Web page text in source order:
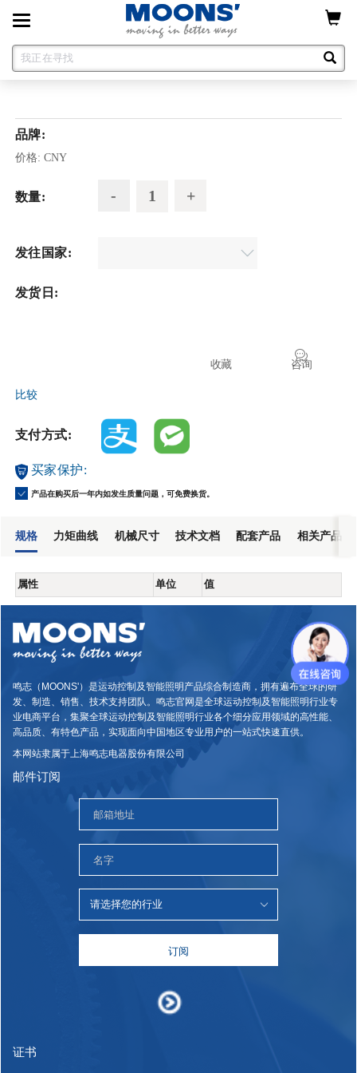
Toggle
navigation
品牌:
价格: CNY
数量:
发往国家:
发货日:
咨询
收藏
比较
支付方式:
买家保护:
产品在购买后一年内如发生质量问题，可免费换货。
规格 力矩曲线 机械尺寸 技术文档 配套产品 相关产品
属性 单位 值
鸣志（MOONS'）是运动控制及智能照明产品综合制造商，拥有遍布全球的研
发、制造、销售、技术支持团队。鸣志官网是全球运动控制及智能照明行业专
业电商平台，集聚全球运动控制及智能照明行业各个细分应用领域的高性能、
高品质、有特色产品，实现面向中国地区专业用户的一站式快速直供。
本网站隶属于上海鸣志电器股份有限公司
邮件订阅
订阅
证书